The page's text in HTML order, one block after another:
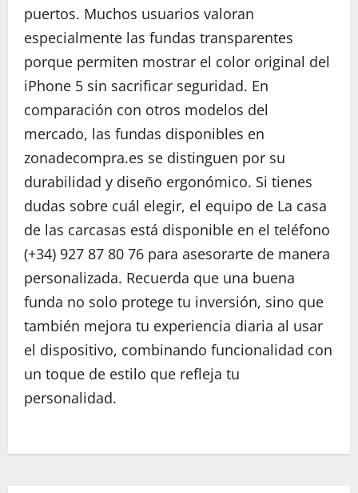
puertos. Muchos usuarios valoran
especialmente las fundas transparentes
porque permiten mostrar el color original del
iPhone 5 sin sacrificar seguridad. En
comparación con otros modelos del
mercado, las fundas disponibles en
zonadecompra.es se distinguen por su
durabilidad y diseño ergonómico. Si tienes
dudas sobre cuál elegir, el equipo de La casa
de las carcasas está disponible en el teléfono
(+34) 927 87 80 76 para asesorarte de manera
personalizada. Recuerda que una buena
funda no solo protege tu inversión, sino que
también mejora tu experiencia diaria al usar
el dispositivo, combinando funcionalidad con
un toque de estilo que refleja tu
personalidad.
P